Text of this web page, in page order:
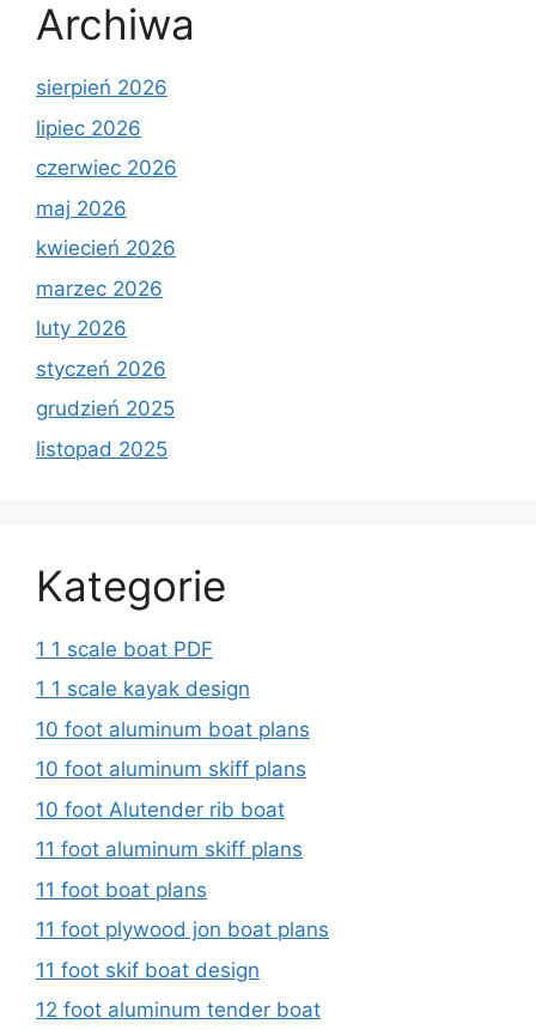
Archiwa
sierpień 2026
lipiec 2026
czerwiec 2026
maj 2026
kwiecień 2026
marzec 2026
luty 2026
styczeń 2026
grudzień 2025
listopad 2025
Kategorie
1 1 scale boat PDF
1 1 scale kayak design
10 foot aluminum boat plans
10 foot aluminum skiff plans
10 foot Alutender rib boat
11 foot aluminum skiff plans
11 foot boat plans
11 foot plywood jon boat plans
11 foot skif boat design
12 foot aluminum tender boat